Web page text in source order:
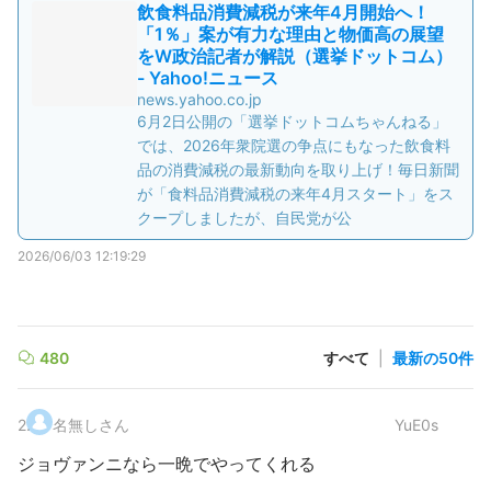
飲食料品消費減税が来年4月開始へ！
「1％」案が有力な理由と物価高の展望
をW政治記者が解説（選挙ドットコム）
- Yahoo!ニュース
news.yahoo.co.jp
6月2日公開の「選挙ドットコムちゃんねる」
では、2026年衆院選の争点にもなった飲食料
品の消費減税の最新動向を取り上げ！毎日新聞
が「食料品消費減税の来年4月スタート」をス
クープしましたが、自民党が公
2026/06/03 12:19:29
480 すべて 最新の50件
2. 名無しさん YuE0s
ジョヴァンニなら一晩でやってくれる